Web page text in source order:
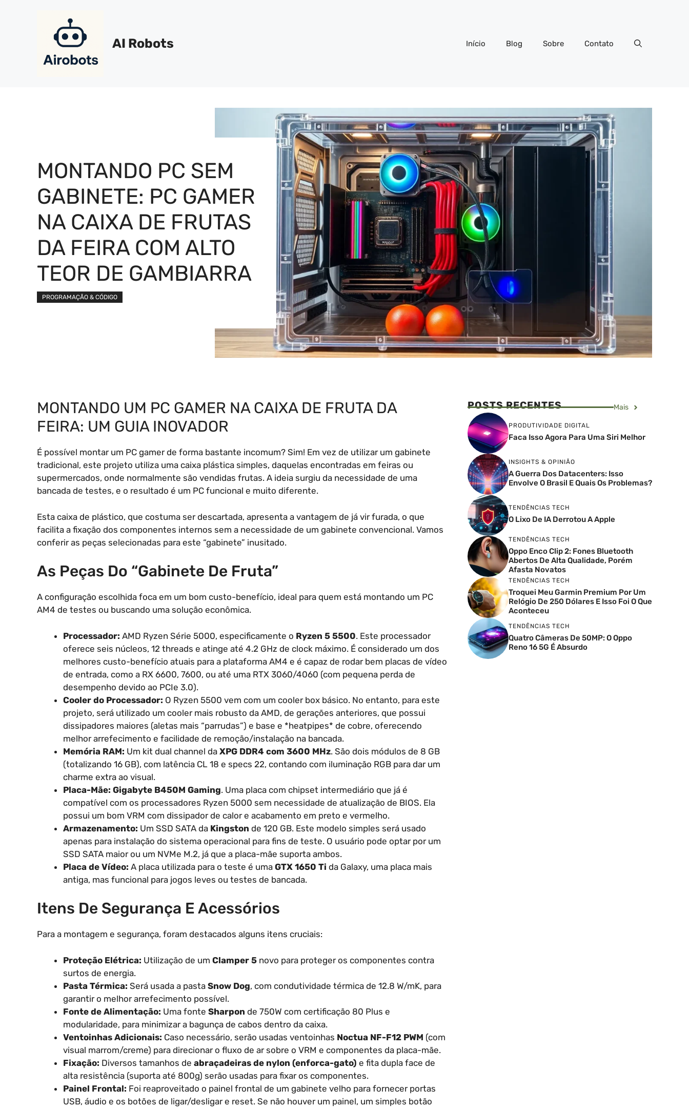
AI Robots Início Blog Sobre Contato
MONTANDO PC SEM
GABINETE: PC GAMER
NA CAIXA DE FRUTAS
DA FEIRA COM ALTO
TEOR DE GAMBIARRA
PROGRAMAÇÃO & CÓDIGO
MONTANDO UM PC GAMER NA CAIXA DE FRUTA DA
FEIRA: UM GUIA INOVADOR
É possível montar um PC gamer de forma bastante incomum? Sim! Em vez de utilizar um gabinete
tradicional, este projeto utiliza uma caixa plástica simples, daquelas encontradas em feiras ou
supermercados, onde normalmente são vendidas frutas. A ideia surgiu da necessidade de uma
bancada de testes, e o resultado é um PC funcional e muito diferente.
Esta caixa de plástico, que costuma ser descartada, apresenta a vantagem de já vir furada, o que
facilita a fixação dos componentes internos sem a necessidade de um gabinete convencional. Vamos
conferir as peças selecionadas para este “gabinete” inusitado.
As Peças Do “Gabinete De Fruta”
A configuração escolhida foca em um bom custo-benefício, ideal para quem está montando um PC
AM4 de testes ou buscando uma solução econômica.
Processador: AMD Ryzen Série 5000, especificamente o Ryzen 5 5500. Este processador
oferece seis núcleos, 12 threads e atinge até 4.2 GHz de clock máximo. É considerado um dos
melhores custo-benefício atuais para a plataforma AM4 e é capaz de rodar bem placas de vídeo
de entrada, como a RX 6600, 7600, ou até uma RTX 3060/4060 (com pequena perda de
desempenho devido ao PCIe 3.0).
Cooler do Processador: O Ryzen 5500 vem com um cooler box básico. No entanto, para este
projeto, será utilizado um cooler mais robusto da AMD, de gerações anteriores, que possui
dissipadores maiores (aletas mais “parrudas”) e base e *heatpipes* de cobre, oferecendo
melhor arrefecimento e facilidade de remoção/instalação na bancada.
Memória RAM: Um kit dual channel da XPG DDR4 com 3600 MHz. São dois módulos de 8 GB
(totalizando 16 GB), com latência CL 18 e specs 22, contando com iluminação RGB para dar um
charme extra ao visual.
Placa-Mãe: Gigabyte B450M Gaming. Uma placa com chipset intermediário que já é
compatível com os processadores Ryzen 5000 sem necessidade de atualização de BIOS. Ela
possui um bom VRM com dissipador de calor e acabamento em preto e vermelho.
Armazenamento: Um SSD SATA da Kingston de 120 GB. Este modelo simples será usado
apenas para instalação do sistema operacional para fins de teste. O usuário pode optar por um
SSD SATA maior ou um NVMe M.2, já que a placa-mãe suporta ambos.
Placa de Vídeo: A placa utilizada para o teste é uma GTX 1650 Ti da Galaxy, uma placa mais
antiga, mas funcional para jogos leves ou testes de bancada.
Itens De Segurança E Acessórios
Para a montagem e segurança, foram destacados alguns itens cruciais:
Proteção Elétrica: Utilização de um Clamper 5 novo para proteger os componentes contra
surtos de energia.
Pasta Térmica: Será usada a pasta Snow Dog, com condutividade térmica de 12.8 W/mK, para
garantir o melhor arrefecimento possível.
Fonte de Alimentação: Uma fonte Sharpon de 750W com certificação 80 Plus e
modularidade, para minimizar a bagunça de cabos dentro da caixa.
Ventoinhas Adicionais: Caso necessário, serão usadas ventoinhas Noctua NF-F12 PWM (com
visual marrom/creme) para direcionar o fluxo de ar sobre o VRM e componentes da placa-mãe.
Fixação: Diversos tamanhos de abraçadeiras de nylon (enforca-gato) e fita dupla face de
alta resistência (suporta até 800g) serão usadas para fixar os componentes.
Painel Frontal: Foi reaproveitado o painel frontal de um gabinete velho para fornecer portas
USB, áudio e os botões de ligar/desligar e reset. Se não houver um painel, um simples botão
POSTS RECENTES Mais
PRODUTIVIDADE DIGITAL
Faca Isso Agora Para Uma Siri Melhor
INSIGHTS & OPINIÃO
A Guerra Dos Datacenters: Isso
Envolve O Brasil E Quais Os Problemas?
TENDÊNCIAS TECH
O Lixo De IA Derrotou A Apple
TENDÊNCIAS TECH
Oppo Enco Clip 2: Fones Bluetooth
Abertos De Alta Qualidade, Porém
Afasta Novatos
TENDÊNCIAS TECH
Troquei Meu Garmin Premium Por Um
Relógio De 250 Dólares E Isso Foi O Que
Aconteceu
TENDÊNCIAS TECH
Quatro Câmeras De 50MP: O Oppo
Reno 16 5G É Absurdo